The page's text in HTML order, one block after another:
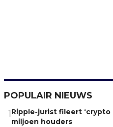
POPULAIR NIEUWS
1Ripple-jurist fileert ‘crypto
miljoen houders